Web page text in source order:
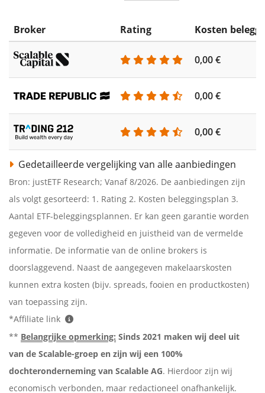
Broker Rating Kosten
0,00 €
0,00 €
0,00 €
Gedetailleerde vergelijking van alle aanbiedingen
Bron: justETF Research; Vanaf 8/2026. De aanbiedingen zijn
als volgt gesorteerd: 1. Rating 2. Kosten beleggingsplan 3.
Aantal ETF-beleggingsplannen. Er kan geen garantie worden
gegeven voor de volledigheid en juistheid van de vermelde
informatie. De informatie van de online brokers is
doorslaggevend. Naast de aangegeven makelaarskosten
kunnen extra kosten (bijv. spreads, fooien en productkosten)
van toepassing zijn.
*Affiliate link
** Belangrijke opmerking: Sinds 2021 maken wij deel uit
van de Scalable-groep en zijn wij een 100%
dochteronderneming van Scalable AG. Hierdoor zijn wij
economisch verbonden, maar redactioneel onafhankelijk.